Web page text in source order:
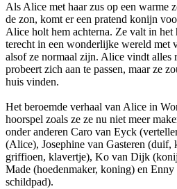
Als Alice met haar zus op een warme
de zon, komt er een pratend konijn
Alice holt hem achterna. Ze valt in
terecht in een wonderlijke wereld met
alsof ze normaal zijn. Alice vindt alles
probeert zich aan te passen, maar ze
huis vinden.
Het beroemde verhaal van Alice in
hoorspel zoals ze ze nu niet meer
onder anderen Caro van Eyck
(Alice), Josephine van Gasteren
griffioen, klavertje), Ko van Dijk
Made (hoedenmaker, koning) en
schildpad).